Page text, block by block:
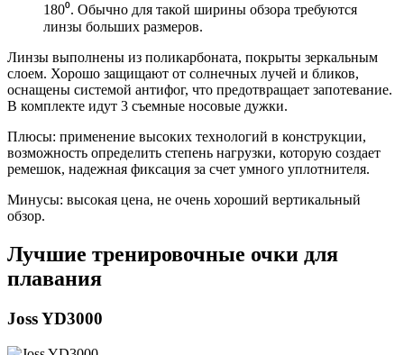
180⁰. Обычно для такой ширины обзора требуются
линзы больших размеров.
Линзы выполнены из поликарбоната, покрыты зеркальным
слоем. Хорошо защищают от солнечных лучей и бликов,
оснащены системой антифог, что предотвращает запотевание.
В комплекте идут 3 съемные носовые дужки.
Плюсы: применение высоких технологий в конструкции,
возможность определить степень нагрузки, которую создает
ремешок, надежная фиксация за счет умного уплотнителя.
Минусы: высокая цена, не очень хороший вертикальный
обзор.
Лучшие тренировочные очки для
плавания
Joss YD3000